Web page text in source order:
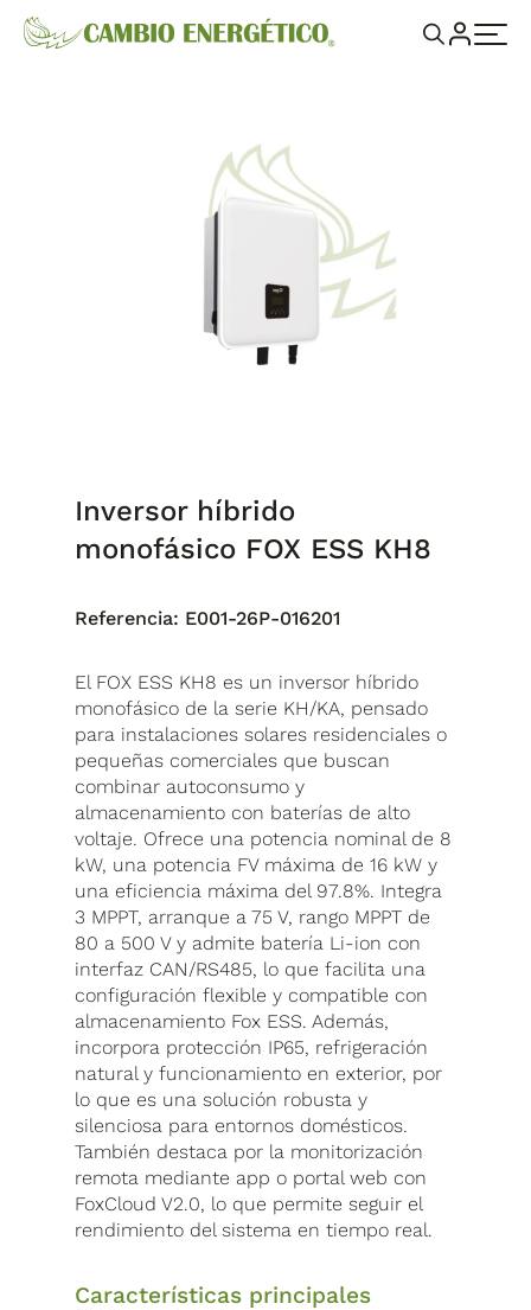
Inversor híbrido
monofásico FOX ESS KH8
Referencia: E001-26P-016201
El FOX ESS KH8 es un inversor híbrido
monofásico de la serie KH/KA, pensado
para instalaciones solares residenciales o
pequeñas comerciales que buscan
combinar autoconsumo y
almacenamiento con baterías de alto
voltaje. Ofrece una potencia nominal de 8
kW, una potencia FV máxima de 16 kW y
una eficiencia máxima del 97.8%. Integra
3 MPPT, arranque a 75 V, rango MPPT de
80 a 500 V y admite batería Li-ion con
interfaz CAN/RS485, lo que facilita una
configuración flexible y compatible con
almacenamiento Fox ESS. Además,
incorpora protección IP65, refrigeración
natural y funcionamiento en exterior, por
lo que es una solución robusta y
silenciosa para entornos domésticos.
También destaca por la monitorización
remota mediante app o portal web con
FoxCloud V2.0, lo que permite seguir el
rendimiento del sistema en tiempo real.
Características principales